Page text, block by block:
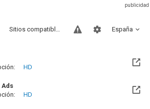
España
Sitios compatibles
HD
Ads
HD